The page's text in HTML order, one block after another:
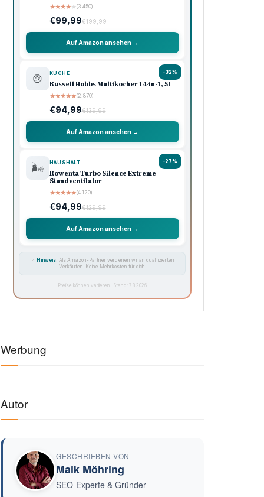
★★★★★(3.450)
€99,99€199,99
Auf Amazon ansehen →
-32%
🍲 KÜCHE
Russell Hobbs Multikocher 14-in-1, 5L
★★★★★(2.870)
€94,99€139,99
Auf Amazon ansehen →
-27%
🌬️ HAUSHALT
Rowenta Turbo Silence Extreme
Standventilator
★★★★★(4.120)
€94,99€129,99
Auf Amazon ansehen →
🔗 Hinweis: Als Amazon-Partner verdienen wir an qualifizierten
Verkäufen. Keine Mehrkosten für dich.
Preise können variieren · Stand: 7.8.2026
Werbung
Autor
GESCHRIEBEN VON
Maik Möhring
SEO-Experte & Gründer